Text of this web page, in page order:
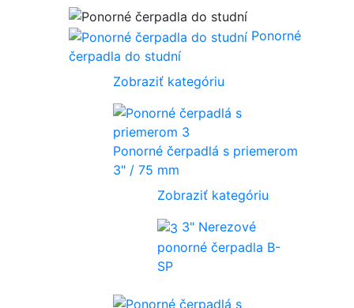
Ponorné
čerpadla do studní
Zobraziť kategóriu
Ponorné čerpadlá s priemerom
3" / 75 mm
Zobraziť kategóriu
3" Nerezové
ponorné čerpadla B-
SP